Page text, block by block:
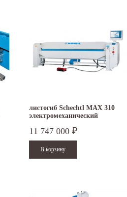
листогиб Schechtl MAX 310
электромеханический
11 747 000 ₽